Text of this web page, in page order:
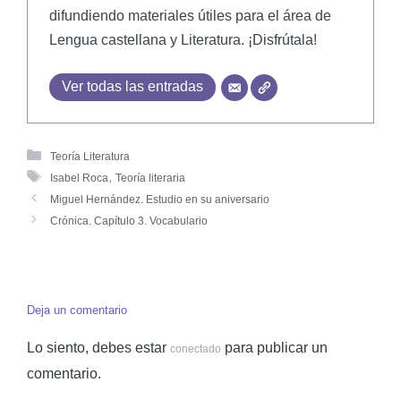
difundiendo materiales útiles para el área de
Lengua castellana y Literatura. ¡Disfrútala!
Ver todas las entradas
Teoría Literatura
Isabel Roca, Teoría literaria
Miguel Hernández. Estudio en su aniversario
Crónica. Capítulo 3. Vocabulario
Deja un comentario
Lo siento, debes estar conectado para publicar un
comentario.